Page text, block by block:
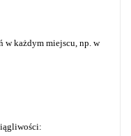
w każdym miejscu, np. w